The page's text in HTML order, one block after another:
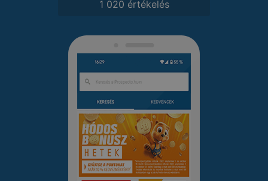
1 020 értékelés